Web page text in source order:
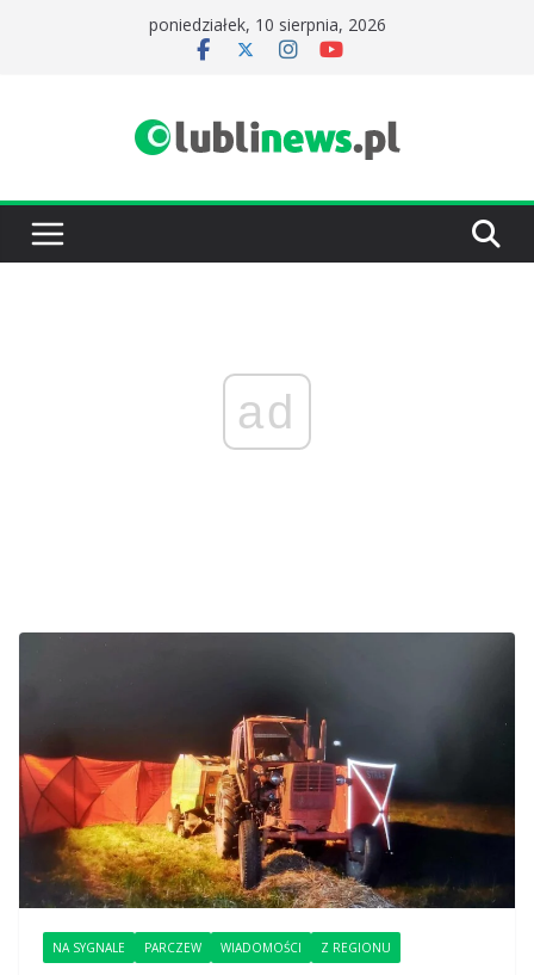
poniedziałek, 10 sierpnia, 2026
ad
NA SYGNALE PARCZEW WIADOMOŚCI Z REGIONU